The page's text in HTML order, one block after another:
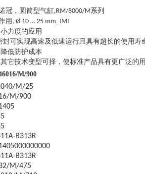
冠，圆筒型气缸,RM/8000/M系列
用 , Ø 10 … 25 mm_IMI
力度的应用
封可实现高速及低速运行且具有超长的使用寿
低防护成本
它技术变型可择，使标准产品具有更广泛的
M/900
M/25
M/900
B313R
B313R
M/475